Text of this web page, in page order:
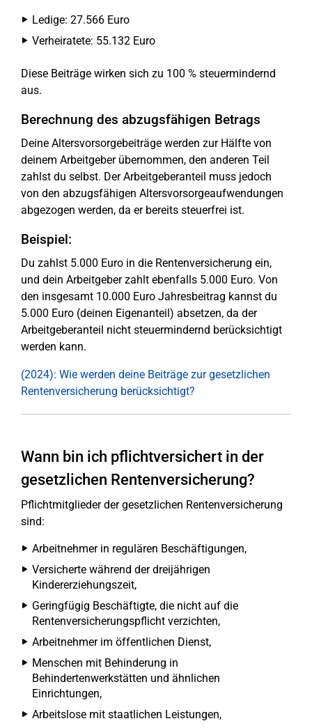
Ledige: 27.566 Euro
Verheiratete: 55.132 Euro
Diese Beiträge wirken sich zu 100 % steuermindernd
aus.
Berechnung des abzugsfähigen Betrags
Deine Altersvorsorgebeiträge werden zur Hälfte von
deinem Arbeitgeber übernommen, den anderen Teil
zahlst du selbst. Der Arbeitgeberanteil muss jedoch
von den abzugsfähigen Altersvorsorgeaufwendungen
abgezogen werden, da er bereits steuerfrei ist.
Beispiel:
Du zahlst 5.000 Euro in die Rentenversicherung ein,
und dein Arbeitgeber zahlt ebenfalls 5.000 Euro. Von
den insgesamt 10.000 Euro Jahresbeitrag kannst du
5.000 Euro (deinen Eigenanteil) absetzen, da der
Arbeitgeberanteil nicht steuermindernd berücksichtigt
werden kann.
(2024): Wie werden deine Beiträge zur gesetzlichen
Rentenversicherung berücksichtigt?
Wann bin ich pflichtversichert in der
gesetzlichen Rentenversicherung?
Pflichtmitglieder der gesetzlichen Rentenversicherung
sind:
Arbeitnehmer in regulären Beschäftigungen,
Versicherte während der dreijährigen
Kindererziehungszeit,
Geringfügig Beschäftigte, die nicht auf die
Rentenversicherungspflicht verzichten,
Arbeitnehmer im öffentlichen Dienst,
Menschen mit Behinderung in
Behindertenwerkstätten und ähnlichen
Einrichtungen,
Arbeitslose mit staatlichen Leistungen,